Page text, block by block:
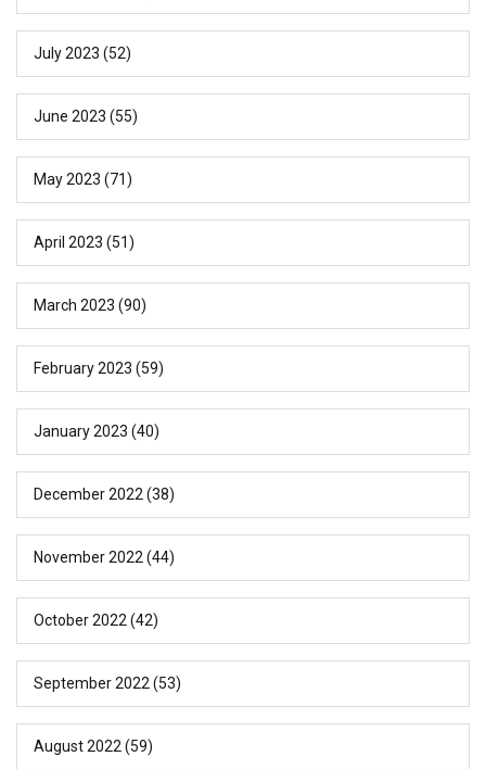
July 2023 (52)
June 2023 (55)
May 2023 (71)
April 2023 (51)
March 2023 (90)
February 2023 (59)
January 2023 (40)
December 2022 (38)
November 2022 (44)
October 2022 (42)
September 2022 (53)
August 2022 (59)